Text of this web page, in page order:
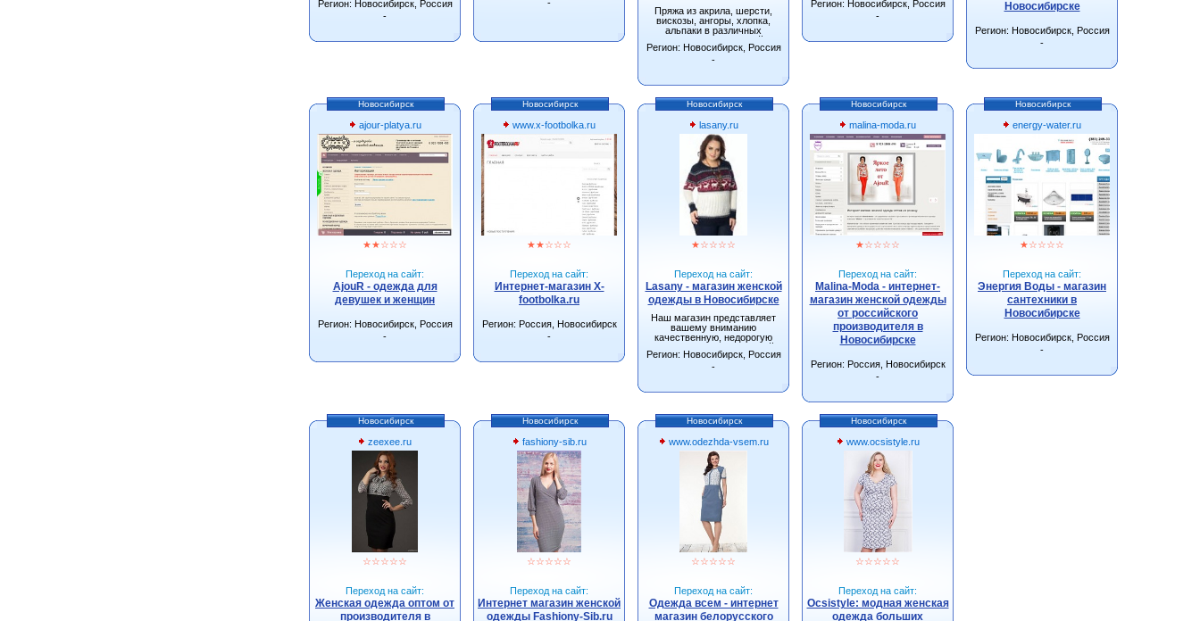
Регион: Новосибирск, Россия
-
-
Пряжа из акрила, шерсти,
вискозы, ангоры, хлопка,
альпаки в различных
сочетаниях. Большой
ассортимент спиц, крючков и
других инструментов для
Регион: Новосибирск, Россия
-
Регион: Новосибирск, Россия
-
Новосибирске
Регион: Новосибирск, Россия
-
Новосибирск
ajour-platya.ru
★★☆☆☆
Переход на сайт:
AjouR - одежда для
девушек и женщин
Регион: Новосибирск, Россия
-
Новосибирск
www.x-footbolka.ru
★★☆☆☆
Переход на сайт:
Интернет-магазин X-
footbolka.ru
Регион: Россия, Новосибирск
-
Новосибирск
lasany.ru
★☆☆☆☆
Переход на сайт:
Lasany - магазин женской
одежды в Новосибирске
Наш магазин представляет
вашему вниманию
качественную, недорогую
одежду от производителей
г.Новосибирска.
Регион: Новосибирск, Россия
-
Новосибирск
malina-moda.ru
★☆☆☆☆
Переход на сайт:
Malina-Moda - интернет-
магазин женской одежды
от российского
производителя в
Новосибирске
Регион: Россия, Новосибирск
-
Новосибирск
energy-water.ru
★☆☆☆☆
Переход на сайт:
Энергия Воды - магазин
сантехники в
Новосибирске
Регион: Новосибирск, Россия
-
Новосибирск
zeexee.ru
☆☆☆☆☆
Переход на сайт:
Женская одежда оптом от
производителя в
Новосибирск
fashiony-sib.ru
☆☆☆☆☆
Переход на сайт:
Интернет магазин женской
одежды Fashiony-Sib.ru
Новосибирск
www.odezhda-vsem.ru
☆☆☆☆☆
Переход на сайт:
Одежда всем - интернет
магазин белорусского
Новосибирск
www.ocsistyle.ru
☆☆☆☆☆
Переход на сайт:
Ocsistyle: модная женская
одежда больших